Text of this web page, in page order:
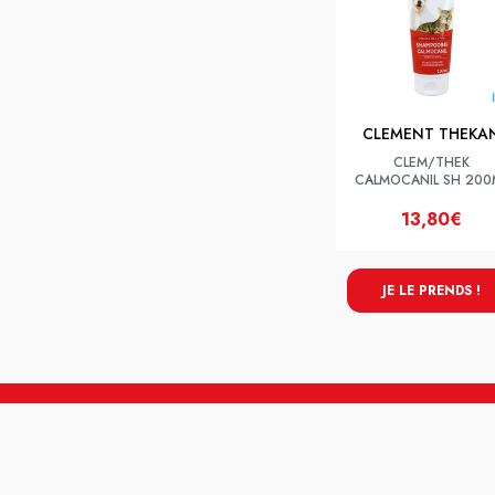
CLEMENT
CLEM/THEK
CALMOCANIL SH
13,80€
JE LE PRENDS !